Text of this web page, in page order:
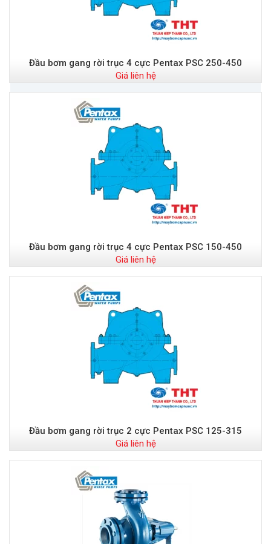
Đầu bơm gang rời trục 4 cực Pentax PSC 250-450
Giá liên hệ
Đầu bơm gang rời trục 4 cực Pentax PSC 150-450
Giá liên hệ
Đầu bơm gang rời trục 2 cực Pentax PSC 125-315
Giá liên hệ